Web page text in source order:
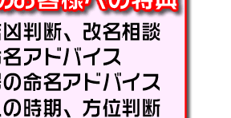
〜